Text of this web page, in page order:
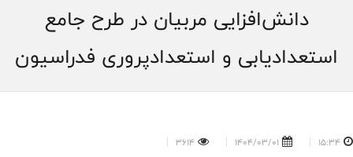
دانش‌افزایی مربیان در طرح جامع
استعدادیابی و استعدادپروری فدراسیون
15:34
1404/03/01
3614